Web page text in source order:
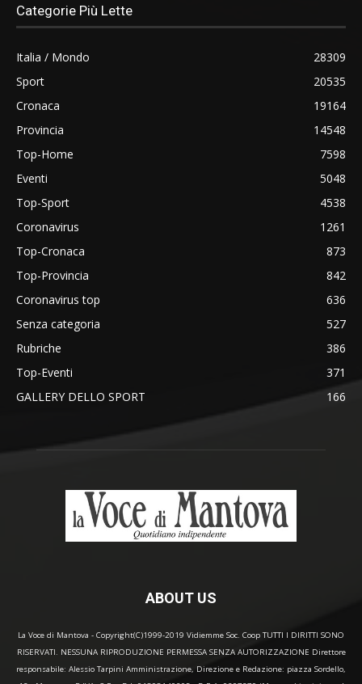
Categorie Più Lette
Italia / Mondo
28309
Sport
20535
Cronaca
19164
Provincia
14548
Top-Home
7598
Eventi
5048
Top-Sport
4538
Coronavirus
1261
Top-Cronaca
873
Top-Provincia
842
Coronavirus top
636
Senza categoria
527
Rubriche
386
Top-Eventi
371
GALLERY DELLO SPORT
166
ABOUT US
La Voce di Mantova - Copyright(C)1999-2019 Vidiemme Soc. Coop TUTTI I DIRITTI SONO
RISERVATI. NESSUNA RIPRODUZIONE PERMESSA SENZA AUTORIZZAZIONE Direttore
responsabile: Alessio Tarpini Amministrazione, Direzione e Redazione: piazza Sordello,